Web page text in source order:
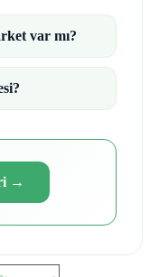
var mı?
→